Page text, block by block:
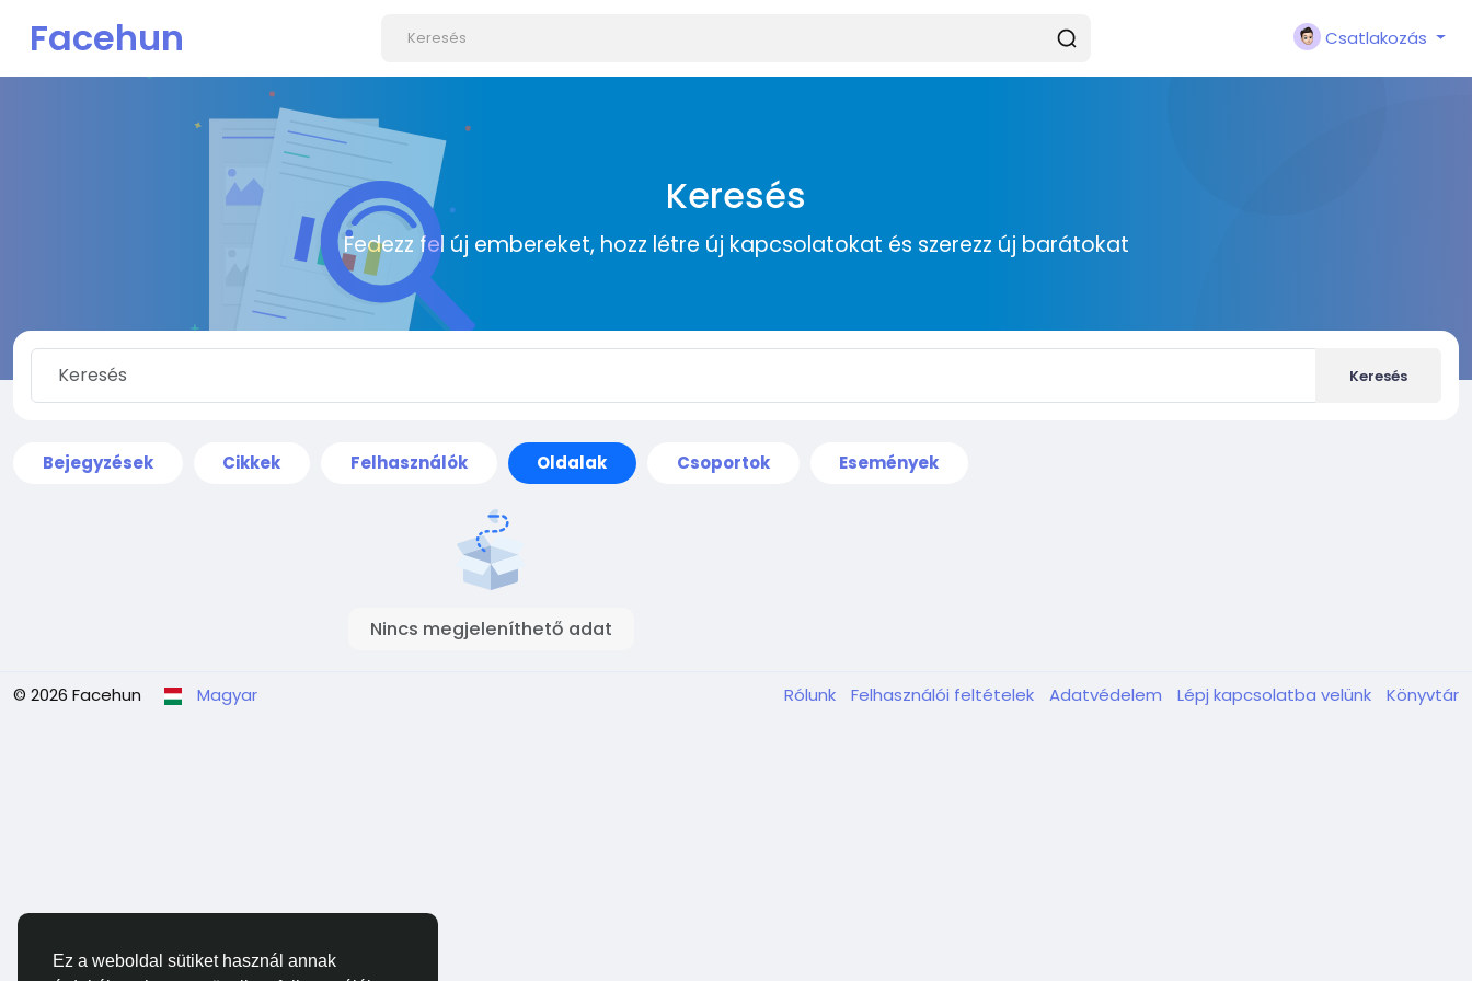
Ez a weboldal sütiket használ annak
Facehun Csatlakozás
Keresés
Fedezz fel új embereket, hozz létre új kapcsolatokat és szerezz új barátokat
Keresés
Bejegyzések Cikkek Felhasználók Oldalak Csoportok Események
Nincs megjeleníthető adat
© 2026 Facehun Magyar Rólunk Felhasználói feltételek Adatvédelem Lépj kapcsolatba velünk Könyvtár